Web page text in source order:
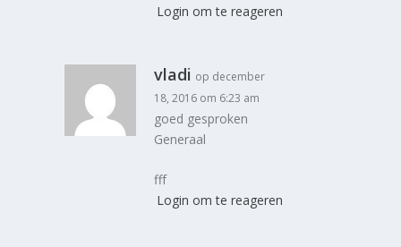
Login om te reageren
vladi op december
18, 2016 om 6:23 am
goed gesproken
Generaal
fff
Login om te reageren